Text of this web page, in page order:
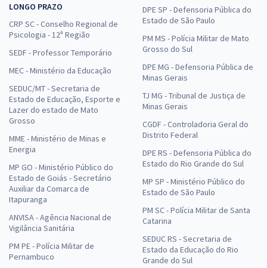
LONGO PRAZO
CRP SC - Conselho Regional de
Psicologia - 12ª Região
SEDF - Professor Temporário
MEC - Ministério da Educação
SEDUC/MT - Secretaria de
Estado de Educação, Esporte e
Lazer do estado de Mato
Grosso
MME - Ministério de Minas e
Energia
MP GO - Ministério Público do
Estado de Goiás - Secretário
Auxiliar da Comarca de
Itapuranga
ANVISA - Agência Nacional de
Vigilância Sanitária
PM PE - Polícia Militar de
Pernambuco
DPE SP - Defensoria Pública do
Estado de São Paulo
PM MS - Polícia Militar de Mato
Grosso do Sul
DPE MG - Defensoria Pública de
Minas Gerais
TJ MG - Tribunal de Justiça de
Minas Gerais
CGDF - Controladoria Geral do
Distrito Federal
DPE RS - Defensoria Pública do
Estado do Rio Grande do Sul
MP SP - Ministério Público do
Estado de São Paulo
PM SC - Polícia Militar de Santa
Catarina
SEDUC RS - Secretaria de
Estado da Educação do Rio
Grande do Sul